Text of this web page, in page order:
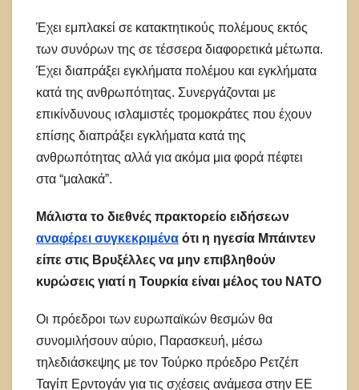
Έχει εμπλακεί σε κατακτητικούς πολέμους εκτός
των συνόρων της σε τέσσερα διαφορετικά μέτωπα.
Έχει διαπράξει εγκλήματα πολέμου και εγκλήματα
κατά της ανθρωπότητας. Συνεργάζονται με
επικίνδυνους ισλαμιστές τρομοκράτες που έχουν
επίσης διαπράξει εγκλήματα κατά της
ανθρωπότητας αλλά για ακόμα μια φορά πέφτει
στα “μαλακά”.
Μάλιστα το διεθνές πρακτορείο ειδήσεων
αναφέρει συγκεκριμένα ότι η ηγεσία Μπάιντεν
είπε στις Βρυξέλλες να μην επιβληθούν
κυρώσεις γιατί η Τουρκία είναι μέλος του ΝΑΤΟ
Οι πρόεδροι των ευρωπαϊκών θεσμών θα
συνομιλήσουν αύριο, Παρασκευή, μέσω
τηλεδιάσκεψης με τον Τούρκο πρόεδρο Ρετζέπ
Ταγίπ Ερντογάν για τις σχέσεις ανάμεσα στην ΕΕ